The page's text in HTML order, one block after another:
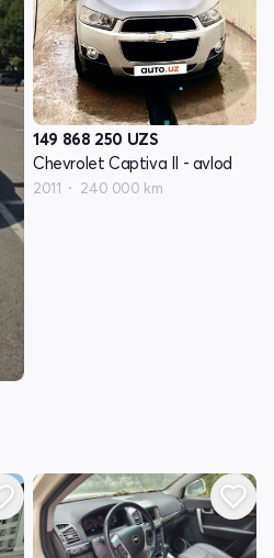
149 868 250 UZS
Chevrolet Captiva II - avlod
2011 240 000 km